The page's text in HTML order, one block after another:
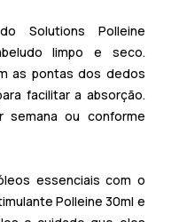
Solutions Polleine
limpo e seco.
as pontas dos dedos
facilitar a absorção.
ou conforme
essenciais com o
Polleine 30ml e